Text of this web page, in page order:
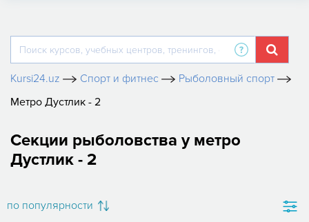
Kursi24.uz Спорт и фитнес
Рыболовный спорт
Метро Дустлик - 2
Секции рыболовства у метро
Дустлик - 2
по популярности